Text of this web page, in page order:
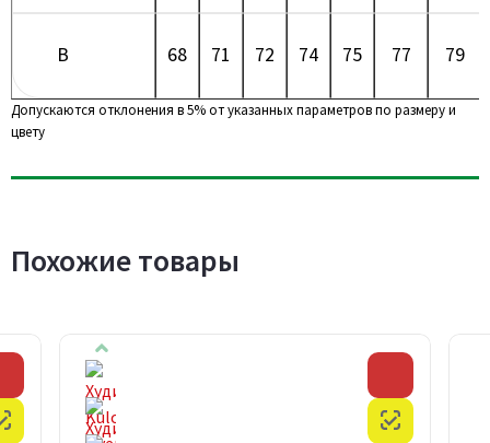
B 68 71 72 74 75 77 79
Допускаются отклонения в 5% от указанных параметров по размеру и
цвету
Похожие товары
Честный знак